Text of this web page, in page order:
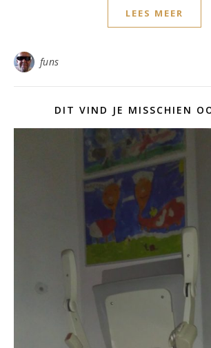
LEES MEER
funs
DIT VIND JE MISSCHIEN